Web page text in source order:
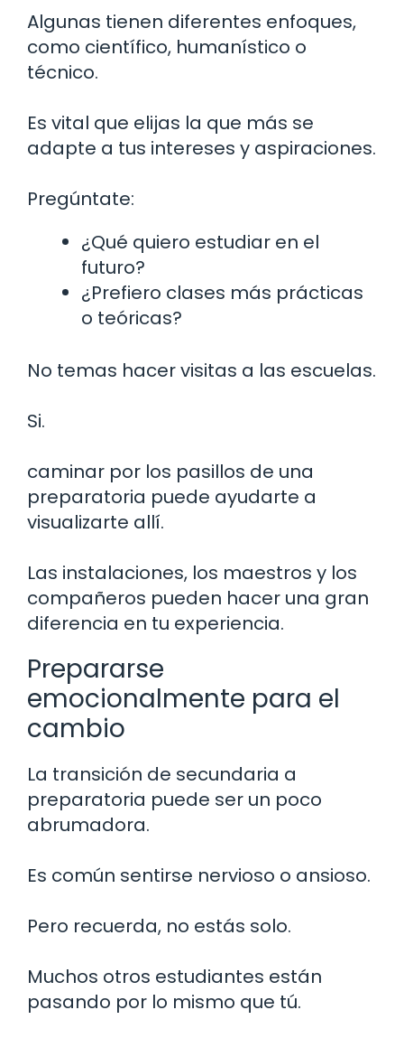
Algunas tienen diferentes enfoques,
como científico, humanístico o
técnico.
Es vital que elijas la que más se
adapte a tus intereses y aspiraciones.
Pregúntate:
¿Qué quiero estudiar en el
futuro?
¿Prefiero clases más prácticas
o teóricas?
No temas hacer visitas a las escuelas.
Si.
caminar por los pasillos de una
preparatoria puede ayudarte a
visualizarte allí.
Las instalaciones, los maestros y los
compañeros pueden hacer una gran
diferencia en tu experiencia.
Prepararse
emocionalmente para el
cambio
La transición de secundaria a
preparatoria puede ser un poco
abrumadora.
Es común sentirse nervioso o ansioso.
Pero recuerda, no estás solo.
Muchos otros estudiantes están
pasando por lo mismo que tú.